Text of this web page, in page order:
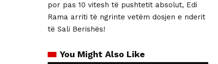
por pas 10 vitesh të pushtetit absolut, Edi
Rama arriti të ngrinte vetëm dosjen e nderit
të Sali Berishës!
You Might Also Like